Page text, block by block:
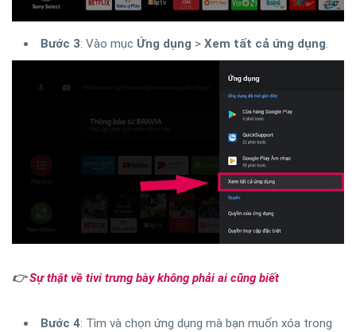
Bước 3: Vào mục Ứng dụng > Xem tất cả ứng dụng
👉Sự thật về tivi trưng bày không phải ai cũng biết
Bước 4: Tìm và chọn ứng dụng mà bạn muốn xóa trong